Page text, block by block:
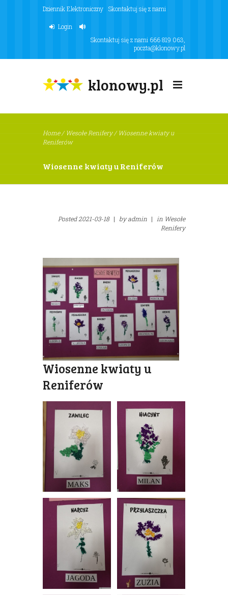
Dziennik Elektroniczny Skontaktuj się z nami
Login
Skontaktuj się z nami 666 819 063
poczta@klonowy.pl
klonowy.pl
Home/ Wesołe Renifery/ Wiosenne kwiaty u
Reniferów
Wiosenne kwiaty u Reniferów
Posted2021-03-18 | byadmin | in Wesołe
Renifery
Wiosenne kwiaty u
Reniferów